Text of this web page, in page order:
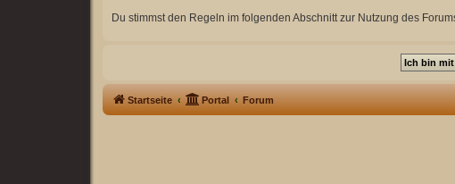
Du stimmst den Regeln im folgenden Abschnitt zur Nutzung des
Startseite Portal Forum